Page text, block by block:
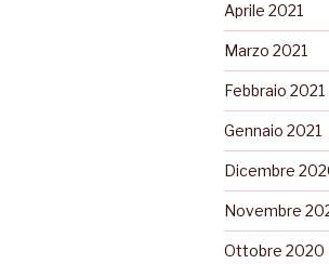
Aprile 2021
Marzo 2021
Febbraio 2021
Gennaio 2021
Dicembre
Novembre
Ottobre 2020